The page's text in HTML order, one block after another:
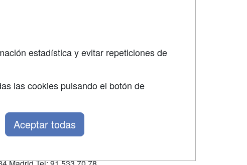
estadística y evitar repeticiones de
las cookies pulsando el botón de
Aceptar todas